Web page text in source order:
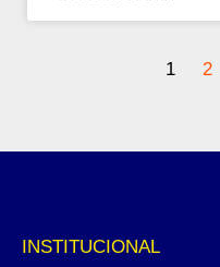
1 2
INSTITUCIONAL